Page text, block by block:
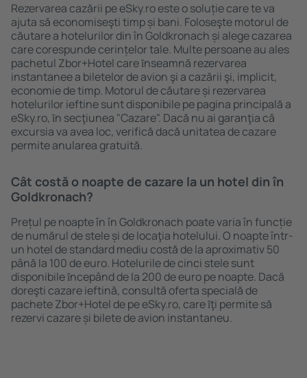
Rezervarea cazării pe eSky.ro este o soluție care te va
ajuta să economiseşti timp și bani. Foloseşte motorul de
căutare a hotelurilor din în Goldkronach și alege cazarea
care corespunde cerințelor tale. Multe persoane au ales
pachetul Zbor+Hotel care ȋnseamnă rezervarea
instantanee a biletelor de avion şi a cazării şi, implicit,
economie de timp. Motorul de căutare și rezervarea
hotelurilor ieftine sunt disponibile pe pagina principală a
eSky.ro, ȋn secţiunea "Cazare". Dacă nu ai garanţia că
excursia va avea loc, verifică dacă unitatea de cazare
permite anularea gratuită.
Cât costă o noapte de cazare la un hotel din în
Goldkronach?
Prețul pe noapte în în Goldkronach poate varia în funcție
de numărul de stele și de locaţia hotelului. O noapte într-
un hotel de standard mediu costă de la aproximativ 50
până la 100 de euro. Hotelurile de cinci stele sunt
disponibile ȋncepând de la 200 de euro pe noapte. Dacă
doreşti cazare ieftină, consultă oferta specială de
pachete Zbor+Hotel de pe eSky.ro, care ȋţi permite să
rezervi cazare și bilete de avion instantaneu.